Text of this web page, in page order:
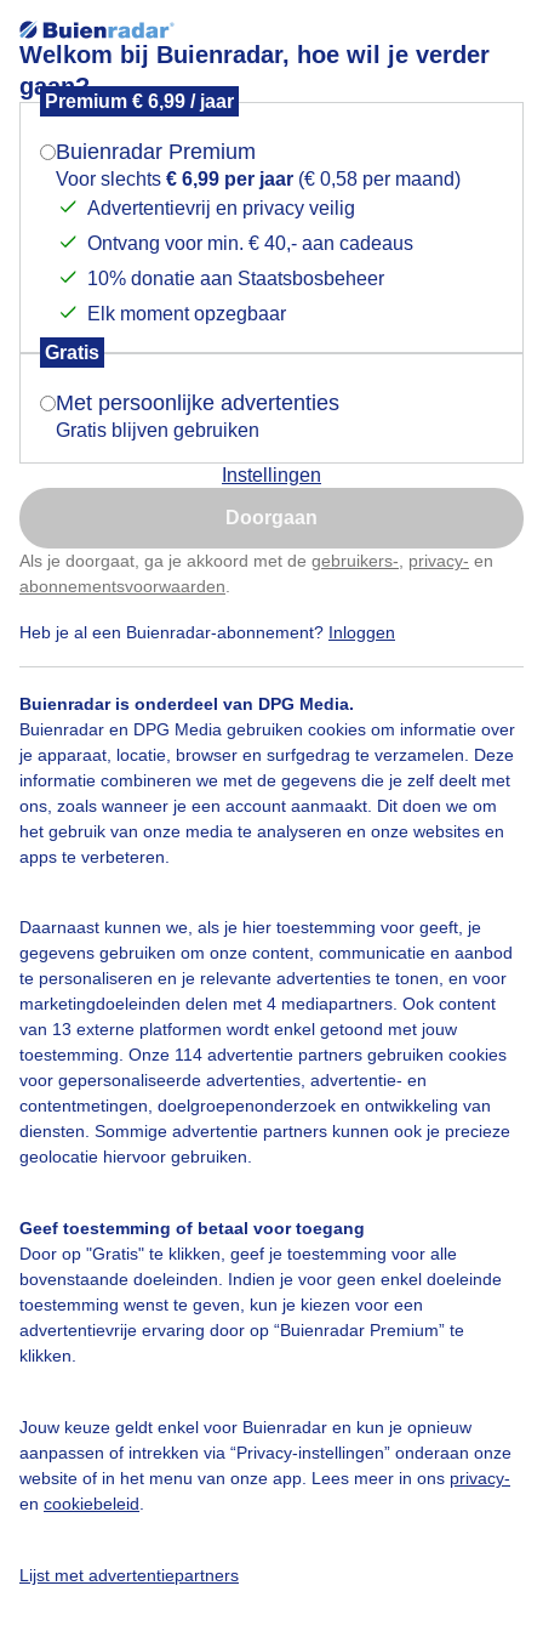
Welkom bij Buienradar, hoe wil je verder
gaan?
Premium € 6,99 / jaar
Buienradar Premium
Voor slechts € 6,99 per jaar (€ 0,58 per maand)
Advertentievrij en privacy veilig
Ontvang voor min. € 40,- aan cadeaus
10% donatie aan Staatsbosbeheer
Elk moment opzegbaar
Gratis
Met persoonlijke advertenties
Gratis blijven gebruiken
Instellingen
Doorgaan
Als je doorgaat, ga je akkoord met de gebruikers- privacy- en
abonnementsvoorwaarden
Heb je al een Buienradar-abonnement? Inloggen
Buienradar is onderdeel van DPG Media.
Buienradar en DPG Media gebruiken cookies om informatie over
je apparaat, locatie, browser en surfgedrag te verzamelen. Deze
informatie combineren we met de gegevens die je zelf deelt met
ons, zoals wanneer je een account aanmaakt. Dit doen we om
het gebruik van onze media te analyseren en onze websites en
apps te verbeteren.
Daarnaast kunnen we, als je hier toestemming voor geeft, je
gegevens gebruiken om onze content, communicatie en aanbod
te personaliseren en je relevante advertenties te tonen, en voor
marketingdoeleinden delen met 4 mediapartners. Ook content
van 13 externe platformen wordt enkel getoond met jouw
toestemming. Onze 114 advertentie partners gebruiken cookies
voor gepersonaliseerde advertenties, advertentie- en
contentmetingen, doelgroepenonderzoek en ontwikkeling van
diensten. Sommige advertentie partners kunnen ook je precieze
geolocatie hiervoor gebruiken.
Geef toestemming of betaal voor toegang
Door op "Gratis" te klikken, geef je toestemming voor alle
bovenstaande doeleinden. Indien je voor geen enkel doeleinde
toestemming wenst te geven, kun je kiezen voor een
advertentievrije ervaring door op “Buienradar Premium” te
klikken.
Jouw keuze geldt enkel voor Buienradar en kun je opnieuw
aanpassen of intrekken via “Privacy-instellingen” onderaan onze
website of in het menu van onze app. Lees meer in ons privacy-
en cookiebeleid
Lijst met advertentiepartners
Waterbuffels genieten van het weer en het water
Deventer zaterdagmiddag
Door: Jan Simmes Gemaakt: 09-05-2026, 45x bekeken
Zon Wolken Dieren
Een moment geduld aub...
Over Buienradar
Bedrijfsgegevens
Veelgestelde vragen
Toegankelijkheid
Gebruikersvoorwaarden
Adverteren
Buienradar Team
Cookie beleid
Privacy instellingen
Gratis weerdata
@BuienradarNL
Mogen we je locatie gebruiken voor het
Indien je hier nog geen akkoord op hebt gegeven,
verschijnt er zo een pop-up uit je browser waarin
Is goed, toon de popup
Nu niet, misschien later
Klik hierom dit aan te passen